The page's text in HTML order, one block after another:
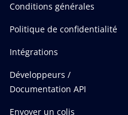
Conditions générales
Politique de confidentialité
Intégrations
Développeurs /
Documentation API
Envoyer un colis